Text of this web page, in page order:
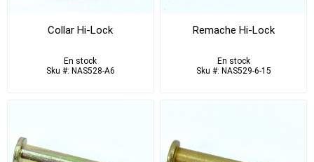
Collar Hi-Lock
En stock
Sku #: NAS528-A6
Remache Hi-Lock
En stock
Sku #: NAS529-6-15